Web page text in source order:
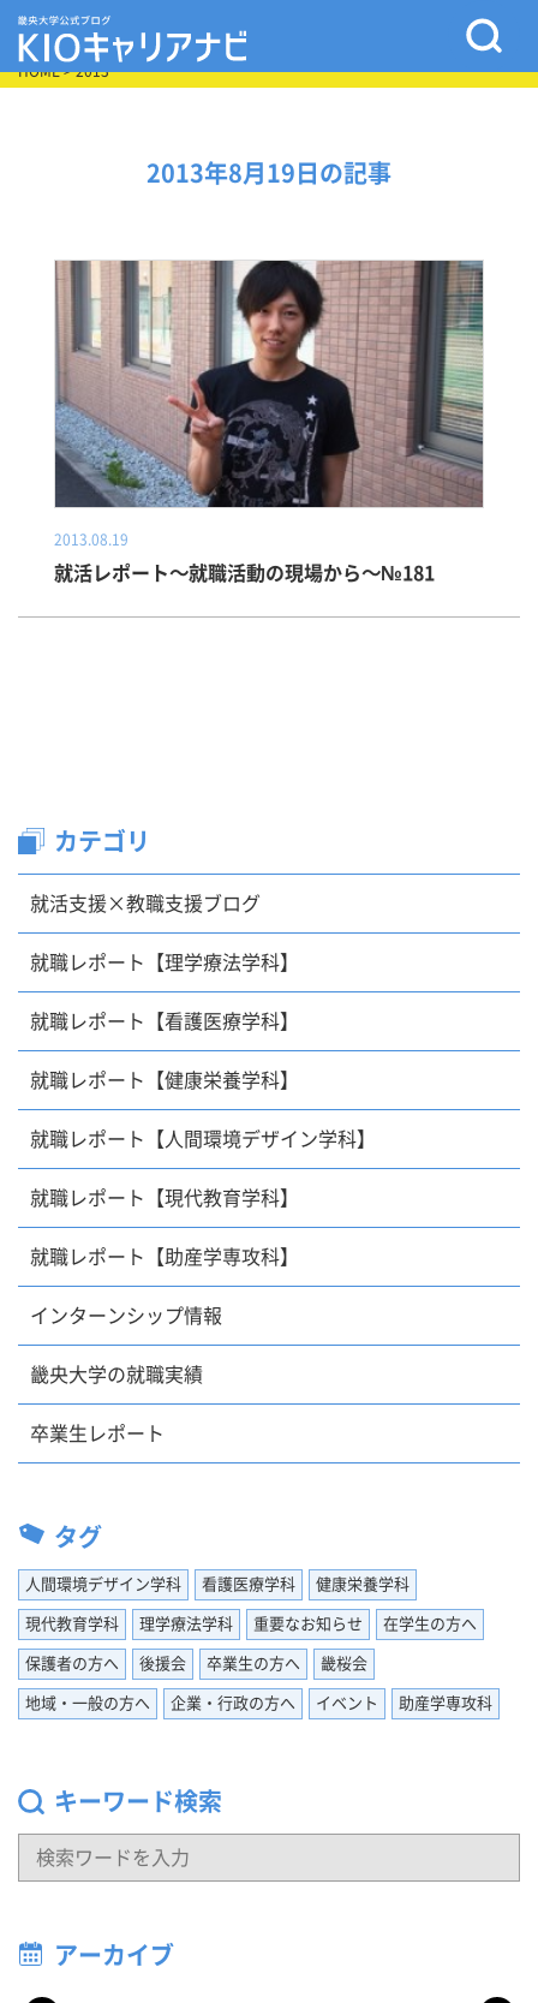
HOME> 2013
2013年8月19日の記事
2013.08.19
就活レポート～就職活動の現場から～№181
カテゴリ
就活支援×教職支援ブログ
就職レポート【理学療法学科】
就職レポート【看護医療学科】
就職レポート【健康栄養学科】
就職レポート【人間環境デザイン学科】
就職レポート【現代教育学科】
就職レポート【助産学専攻科】
インターンシップ情報
畿央大学の就職実績
卒業生レポート
タグ
人間環境デザイン学科 看護医療学科 健康栄養学科
現代教育学科 理学療法学科 重要なお知らせ 在学生の方へ
保護者の方へ 後援会 卒業生の方へ 畿桜会
地域・一般の方へ 企業・行政の方へ イベント 助産学専攻科
キーワード検索
アーカイブ